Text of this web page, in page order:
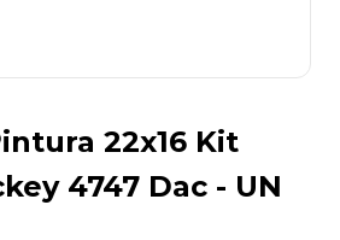
22x16 Kit
4747 Dac - UN